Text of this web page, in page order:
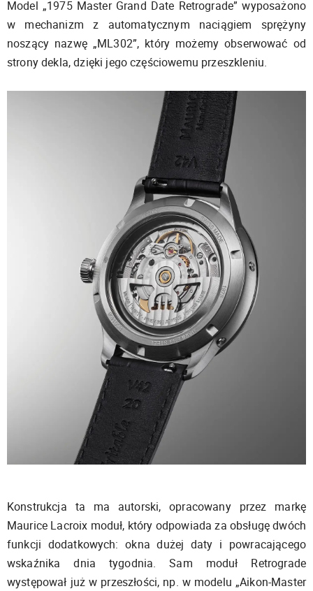
Model „1975 Master Grand Date Retrograde” wyposażono
w mechanizm z automatycznym naciągiem sprężyny
noszący nazwę „ML302”, który możemy obserwować od
strony dekla, dzięki jego częściowemu przeszkleniu.
Konstrukcja ta ma autorski, opracowany przez markę
Maurice Lacroix moduł, który odpowiada za obsługę dwóch
funkcji dodatkowych: okna dużej daty i powracającego
wskaźnika dnia tygodnia. Sam moduł Retrograde
występował już w przeszłości, np. w modelu „Aikon-Master